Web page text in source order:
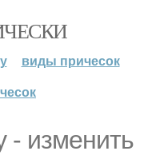
виды причесок
- изменить